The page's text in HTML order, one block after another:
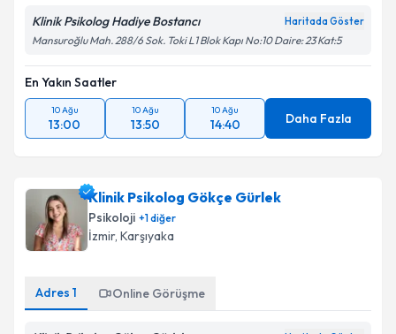
Klinik Psikolog Hadiye Bostancı Haritada Göster
Mansuroğlu Mah. 288/6 Sok. Toki L1 Blok Kapı No:10 Daire: 23 Kat:5
En Yakın Saatler
10 Ağu
13:00
10 Ağu
13:50
10 Ağu
14:40 Daha Fazla
Klinik Psikolog Gökçe Gürlek
Psikoloji +1diğer
İzmir, Karşıyaka
Adres 1 Online Görüşme